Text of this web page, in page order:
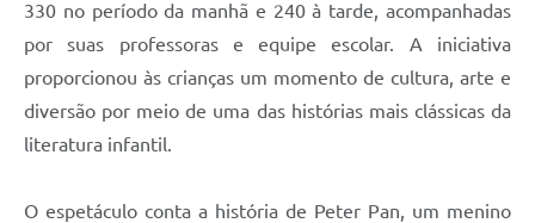
330 no período da manhã e 240 à tarde, acompanhadas
por suas professoras e equipe escolar. A iniciativa
proporcionou às crianças um momento de cultura, arte e
diversão por meio de uma das histórias mais clássicas da
literatura infantil.
O espetáculo conta a história de Peter Pan, um menino